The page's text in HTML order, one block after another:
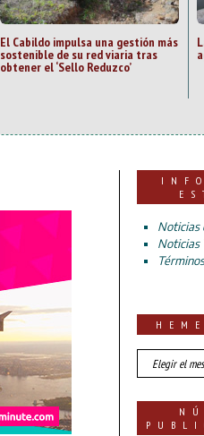
El Cabildo impulsa una gestión más
sostenible de su red viaria tras
obtener el ‘Sello Reduzco’
Noticias
Noticias
HEMEROTECA
DE